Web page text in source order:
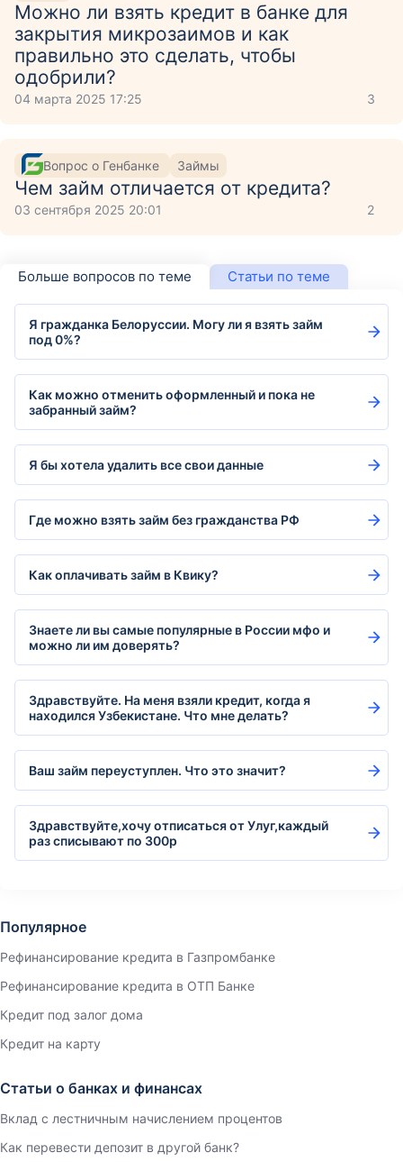
Можно ли взять кредит в банке для
закрытия микрозаимов и как
правильно это сделать, чтобы
одобрили?
04 марта 2025 17:25 3
Вопрос о Генбанке Займы
Чем займ отличается от кредита?
03 сентября 2025 20:01 2
Больше вопросов по теме Статьи по теме
Я гражданка Белоруссии. Могу ли я взять займ
под 0%?
Как можно отменить оформленный и пока не
забранный займ?
Я бы хотела удалить все свои данные
Где можно взять займ без гражданства РФ
Как оплачивать займ в Квику?
Знаете ли вы самые популярные в России мфо и
можно ли им доверять?
Здравствуйте. На меня взяли кредит, когда я
находился Узбекистане. Что мне делать?
Ваш займ переуступлен. Что это значит?
Здравствуйте,хочу отписаться от Улуг,каждый
раз списывают по 300р
Популярное
Рефинансирование кредита в Газпромбанке
Рефинансирование кредита в ОТП Банке
Кредит под залог дома
Кредит на карту
Статьи о банках и финансах
Вклад с лестничным начислением процентов
Как перевести депозит в другой банк?